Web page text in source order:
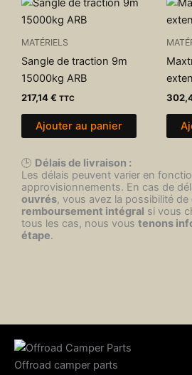
MATÉRIELS
Sangle de traction 9m
15000kg ARB
217,14€ TTC
Ajouter au panier
🕒 Délais de livraison :
Les délais peuvent varier en
approvisionnements. En cas de
ouvrés, vous avez la possibilité de
remboursement intégral si vous
tous les cas, nous vous tenons
étape.
Offroad camper parts